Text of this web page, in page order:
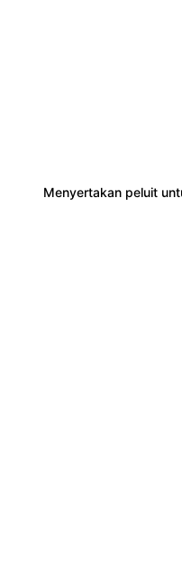
Menyertakan peluit